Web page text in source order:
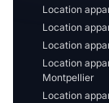
Location
Location
Location
Location
Montpellier
Location